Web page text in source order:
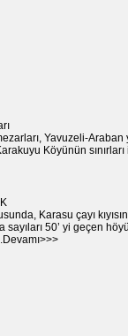
Yavuzeli-Araban
Köyünün
Karasu çayı
50’ yi geçen